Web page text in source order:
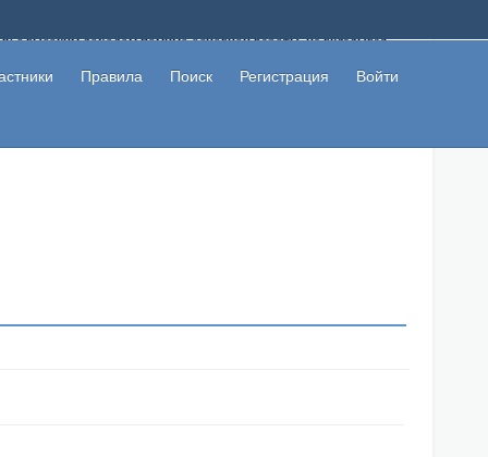
с высоким доходом помимо основной работы, не вкладывая
не попались на развод. Вы сможете начать зарабатывать
Правила Поиск Регистрация Войти